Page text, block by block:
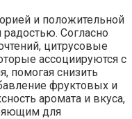
и положительной
Согласно
цитрусовые
ассоциируются с
помогая снизить
фруктовых и
аромата и вкуса,
для